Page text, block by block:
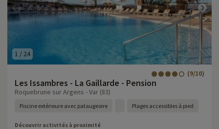
1 / 24
Les Issambres - La Gaillarde - Pension
(9/10)
Roquebrune sur Argens - Var (83)
Piscine extérieure avec pataugeoire Plages accessibles à pied
Découvrir activités à proximité